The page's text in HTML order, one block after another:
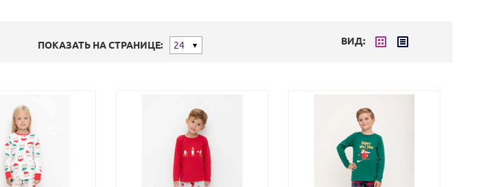
ПОКАЗАТЬ НА СТРАНИЦЕ: 24 ВИД: